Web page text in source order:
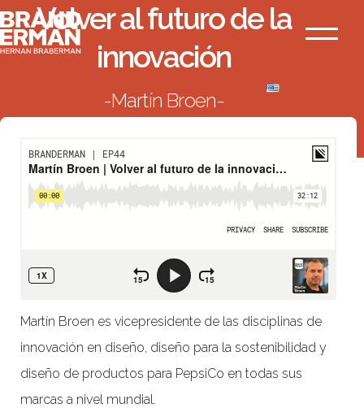
Ir
al
Branderman
Menú
Volver al futuro de la
innovación
Martín Broen
Martín Broen es vicepresidente de las disciplinas de
innovación en diseño, diseño para la sostenibilidad y
diseño de productos para PepsiCo en todas sus
marcas a nivel mundial.